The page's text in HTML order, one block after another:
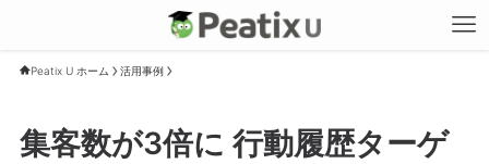
Peatix U ホーム 活用事例
集客数が3倍に 行動履歴ターゲ